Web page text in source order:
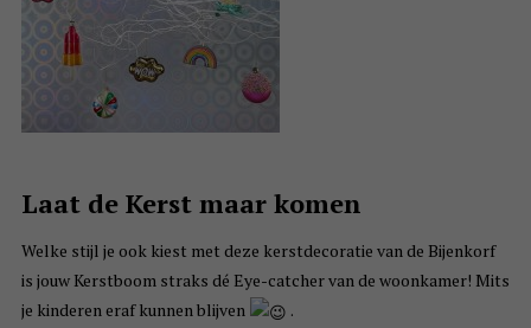
Laat de Kerst maar komen
Welke stijl je ook kiest met deze kerstdecoratie van de Bijenkorf
is jouw Kerstboom straks dé Eye-catcher van de woonkamer! Mits
je kinderen eraf kunnen blijven
.